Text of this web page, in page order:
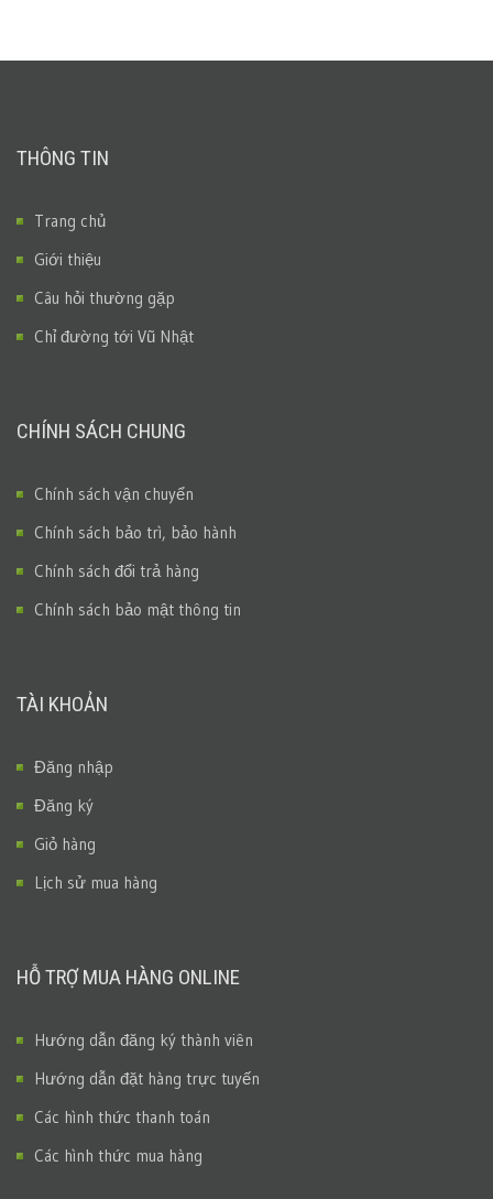
THÔNG TIN
Trang chủ
Giới thiệu
Câu hỏi thường gặp
Chỉ đường tới Vũ Nhật
CHÍNH SÁCH CHUNG
Chính sách vận chuyển
Chính sách bảo trì, bảo hành
Chính sách đổi trả hàng
Chính sách bảo mật thông tin
TÀI KHOẢN
Đăng nhập
Đăng ký
Giỏ hàng
Lịch sử mua hàng
HỖ TRỢ MUA HÀNG ONLINE
Hướng dẫn đăng ký thành viên
Hướng dẫn đặt hàng trực tuyến
Các hình thức thanh toán
Các hình thức mua hàng